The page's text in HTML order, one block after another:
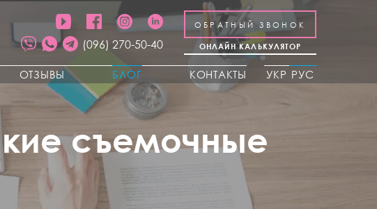
(096) 270-50-40
ОБРАТНЫЙ ЗВОНОК
ОНЛАЙН КАЛЬКУЛЯТОР
ОТЗЫВЫ БЛОГ КОНТАКТЫ УКР РУС
съемочные